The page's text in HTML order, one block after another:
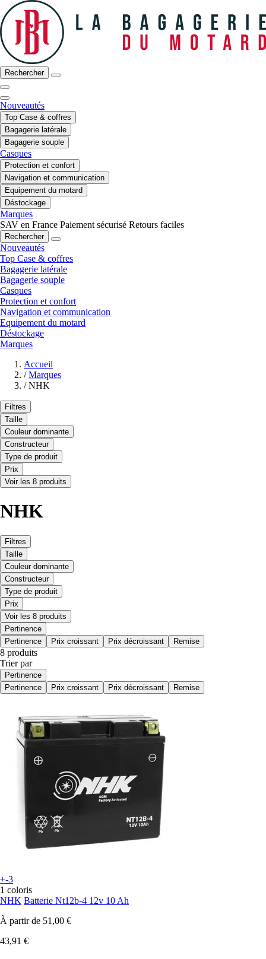
Rechercher
Nouveautés
Top Case & coffres
Bagagerie latérale
Bagagerie souple
Casques
Protection et confort
Navigation et communication
Equipement du motard
Déstockage
Marques
SAV en France Paiement sécurisé Retours faciles
Rechercher
Nouveautés
Top Case & coffres
Bagagerie latérale
Bagagerie souple
Casques
Protection et confort
Navigation et communication
Equipement du motard
Déstockage
Marques
Accueil
/ Marques
/ NHK
Filtres
Taille
Couleur dominante
Constructeur
Type de produit
Prix
Voir les 8 produits
NHK
Filtres
Taille
Couleur dominante
Constructeur
Type de produit
Prix
Voir les 8 produits
Pertinence
Pertinence
Prix croissant Prix décroissant Remise
8 produits
Trier par
Pertinence
Pertinence
Prix croissant Prix décroissant Remise
+-3
1 coloris
NHK Batterie Nt12b-4 12v 10 Ah
À partir de 51,00 €
43,91 €